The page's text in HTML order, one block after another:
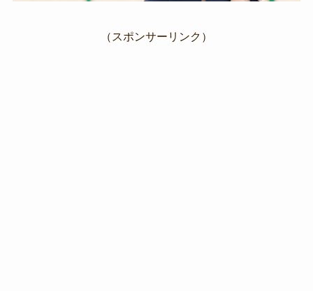
（スポンサーリンク）